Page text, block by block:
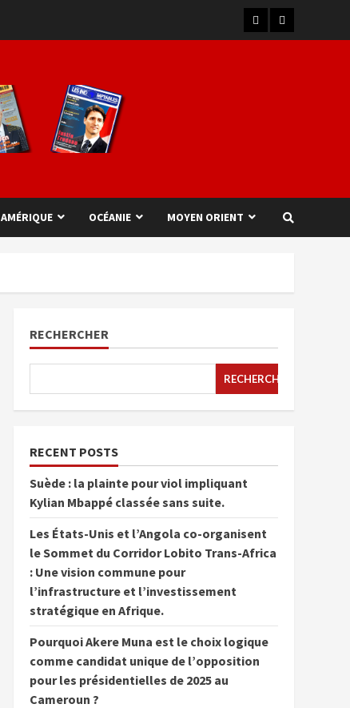
AMÉRIQUE OCÉANIE MOYEN ORIENT
RECHERCHER
RECHERCHER
RECENT POSTS
Suède : la plainte pour viol impliquant
Kylian Mbappé classée sans suite.
Les États-Unis et l’Angola co-organisent
le Sommet du Corridor Lobito Trans-Africa
: Une vision commune pour
l’infrastructure et l’investissement
stratégique en Afrique.
Pourquoi Akere Muna est le choix logique
comme candidat unique de l’opposition
pour les présidentielles de 2025 au
Cameroun ?